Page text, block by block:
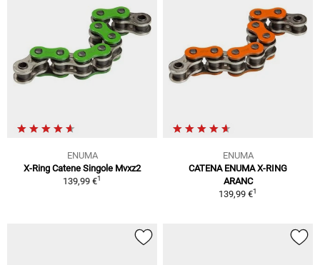
ENUMA
X-Ring Catene Singole Mvxz2
139,99 €1
ENUMA
CATENA ENUMA X-RING
ARANC
139,99 €1